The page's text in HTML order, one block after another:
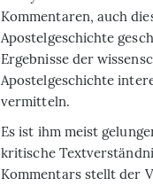
Kommentaren, auch
Apostelgeschichte
Ergebnisse der
Apostelgeschichte
vermitteln.
Es ist ihm meist
kritische
Kommentars stellt der